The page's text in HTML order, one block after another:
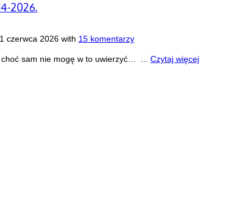
2026.
czerwca 2026 with 15 komentarzy
sam nie mogę w to uwierzyć… ... Czytaj więcej